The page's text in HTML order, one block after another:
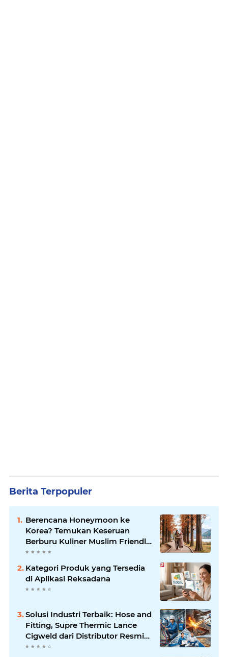
Berita Terpopuler
Berencana Honeymoon ke
Korea? Temukan Keseruan
Berburu Kuliner Muslim Friendly
di Seoul
Kategori Produk yang Tersedia
di Aplikasi Reksadana
Solusi Industri Terbaik: Hose and
Fitting, Supre Thermic Lance
Cigweld dari Distributor Resmi
Indonesia